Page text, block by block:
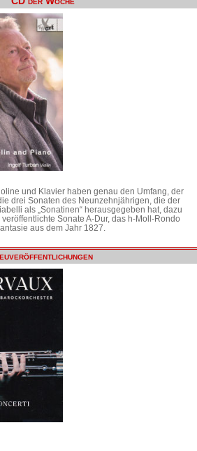
und Klavier haben genau den Umfang, der
drei Sonaten des Neunzehnjährigen, die der
als „Sonatinen“ herausgegeben hat, dazu
veröffentlichte Sonate A-Dur, das h-Moll-Rondo
aus dem Jahr 1827.